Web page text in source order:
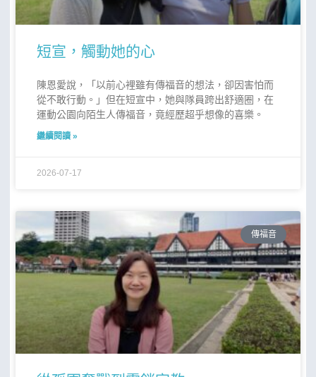
短宣，觸動她的心
陳恩愛說，「以前心裡雖有傳福音的想法，卻因害怕而
從不敢行動。」但在短宣中，她與隊員跨出舒適圈，在
運動公園向陌生人傳福音，竟經歷超乎想像的喜樂。
繼續閱讀 »
2026-07-17
傳福音